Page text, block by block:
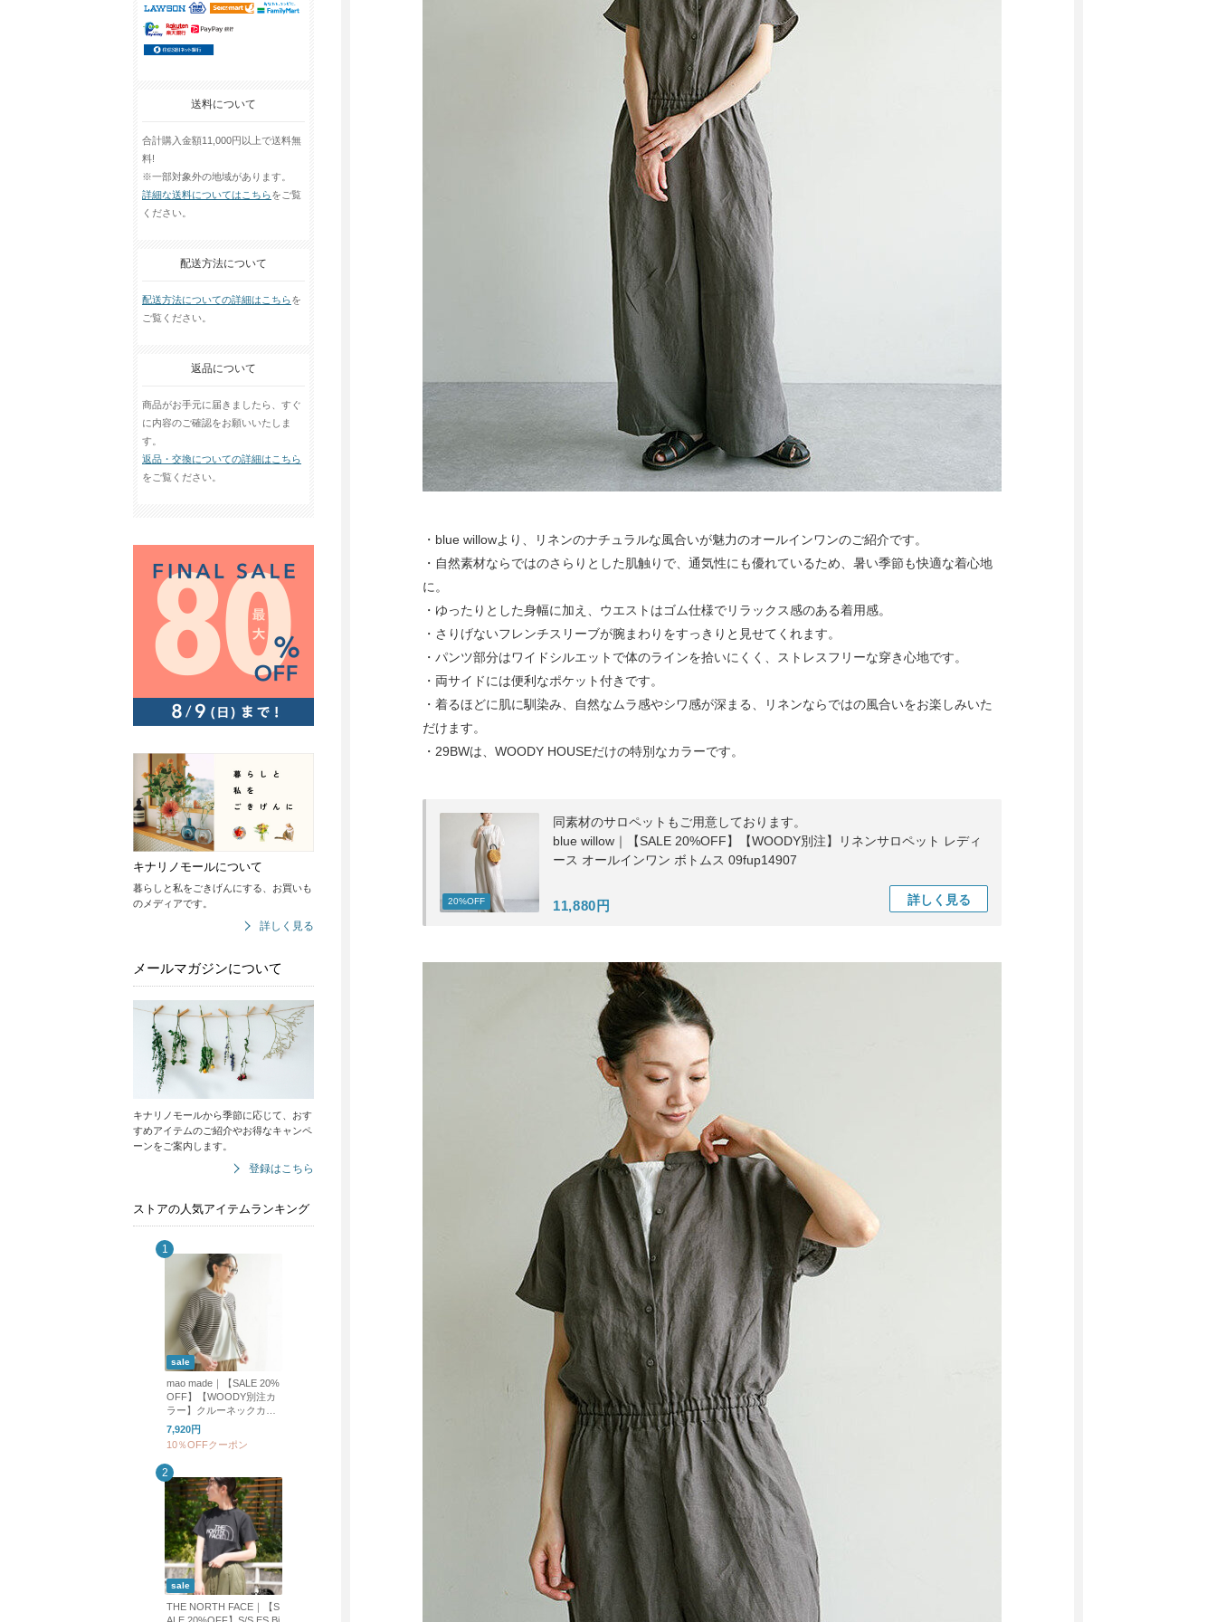
送料について
合計購入金額11,000円以上で送料無
料!
※一部対象外の地域があります。
詳細な送料についてはこちらをご覧
ください。
配送方法について
配送方法についての詳細はこちらを
ご覧ください。
返品について
商品がお手元に届きましたら、すぐ
に内容のご確認をお願いいたしま
す。
返品・交換についての詳細はこちら
をご覧ください。
キナリノモールについて
暮らしと私をごきげんにする、お買いも
のメディアです。
詳しく見る
メールマガジンについて
キナリノモールから季節に応じて、おす
すめアイテムのご紹介やお得なキャンペ
ーンをご案内します。
登録はこちら
ストアの人気アイテムランキング
sale
mao made｜【SALE 20%
OFF】【WOODY別注カ
ラー】クルーネックカー
ディガン UVカット レデ
ィース トップス カーデ
ィガン ボーダー 611113
7,920円
10％OFFクーポン
sale
THE NORTH FACE｜【S
・blue willowより、リネンのナチュラルな風合いが魅力のオールインワンのご紹介です。
・自然素材ならではのさらりとした肌触りで、通気性にも優れているため、暑い季節も快適な着心地
に。
・ゆったりとした身幅に加え、ウエストはゴム仕様でリラックス感のある着用感。
・さりげないフレンチスリーブが腕まわりをすっきりと見せてくれます。
・パンツ部分はワイドシルエットで体のラインを拾いにくく、ストレスフリーな穿き心地です。
・両サイドには便利なポケット付きです。
・着るほどに肌に馴染み、自然なムラ感やシワ感が深まる、リネンならではの風合いをお楽しみいた
だけます。
・29BWは、WOODY HOUSEだけの特別なカラーです。
20%OFF
同素材のサロペットもご用意しております。
blue willow｜【SALE 20%OFF】【WOODY別注】リネンサロペット レディ
ース オールインワン ボトムス 09fup14907
11,880円 詳しく 見る